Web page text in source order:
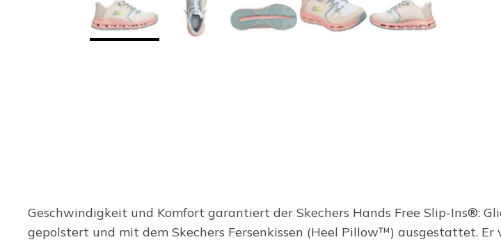
Geschwindigkeit und Komfort garantiert der Skechers Hands Free Slip-Ins®:
gepolstert und mit dem Skechers Fersenkissen (Heel Pillow™) ausgestattet.